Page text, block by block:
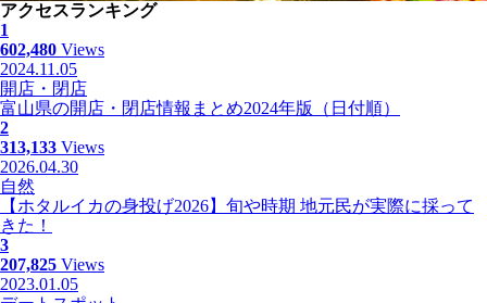
アクセスランキング
1
602,480 Views
2024.11.05
開店・閉店
富山県の開店・閉店情報まとめ2024年版（日付順）
2
313,133 Views
2026.04.30
自然
【ホタルイカの身投げ2026】旬や時期 地元民が実際に採って
きた！
3
207,825 Views
2023.01.05